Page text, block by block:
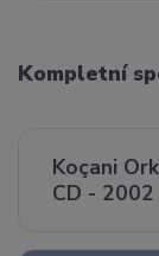
Kompletní
Koçani
CD -